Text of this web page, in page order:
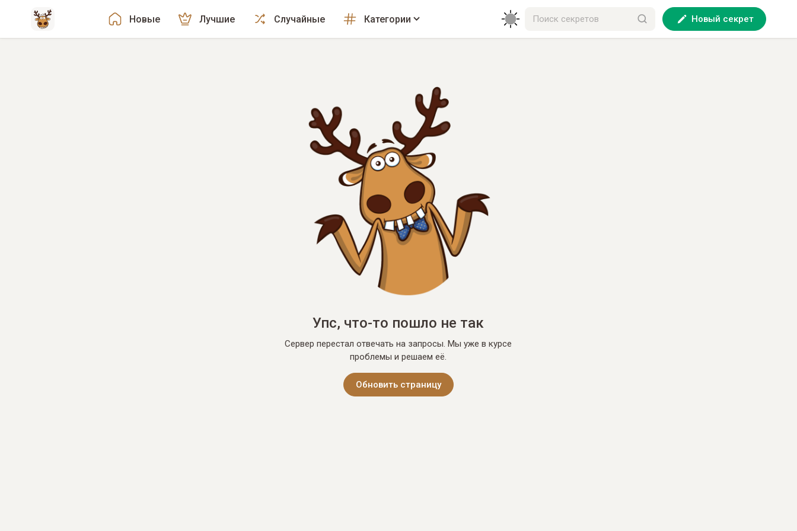
Новые Лучшие Случайные Категории Новый секрет
Упс, что-то пошло не так
Сервер перестал отвечать на запросы. Мы уже в курсе
проблемы и решаем её.
Обновить страницу